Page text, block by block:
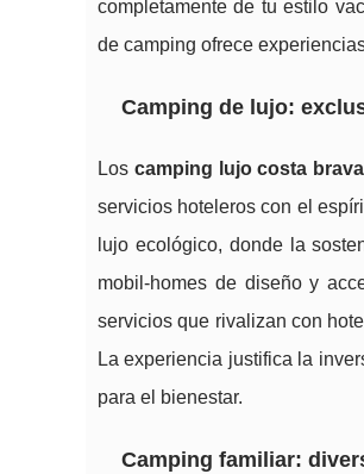
completamente de tu estilo
de camping ofrece
Camping de lujo:
Los camping lujo costa brava
servicios hoteleros con el
lujo ecológico, donde la
mobil-homes de diseño y
servicios que rivalizan con
La experiencia justifica la
para el bienestar.
Camping familiar: